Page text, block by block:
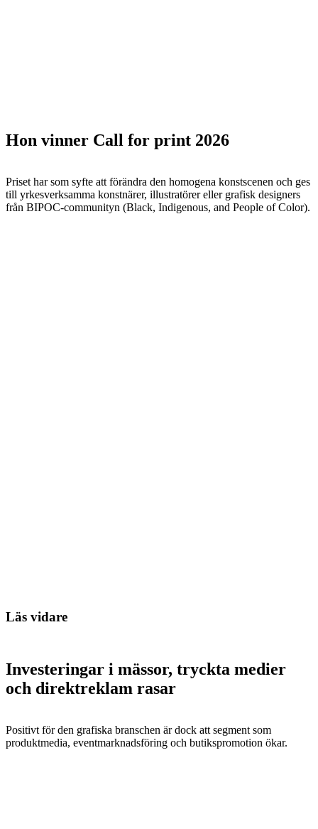
Hon vinner Call for print 2026
Priset har som syfte att förändra den homogena konstscenen och ges
till yrkesverksamma konstnärer, illustratörer eller grafisk designers
från BIPOC-communityn (Black, Indigenous, and People of Color).
Läs vidare
Investeringar i mässor, tryckta medier
och direktreklam rasar
Positivt för den grafiska branschen är dock att segment som
produktmedia, eventmarknadsföring och butikspromotion ökar.